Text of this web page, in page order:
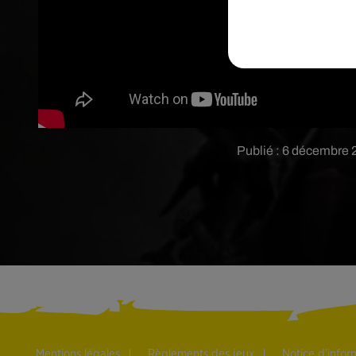
Publié : 6 décembre